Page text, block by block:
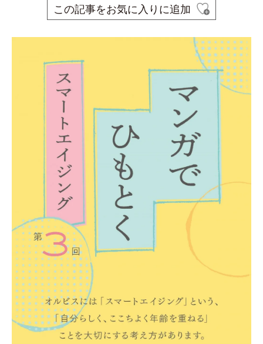
この記事をお気に入りに追加